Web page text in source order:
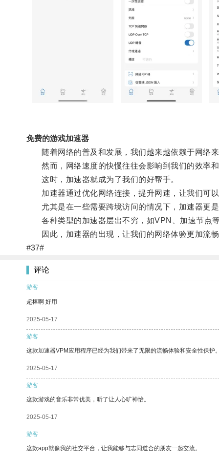
免费的游戏加速器
随着网络的普及和发展，我们越来越依赖于网络来
然而，网络速度的快慢往往会影响到我们的效率
这时，加速器就成为了我们的好帮手。
加速器通过优化网络连接，提升网速，让我们可
尤其是在一些需要跨境访问的情况下，加速器更是
各种类型的加速器层出不穷，如VPN、加速节点
因此，加速器的出现，让我们的网络体验更加流
#37#
评论
游客
超棒啊 好用
2025-05-17
游客
这款加速器VPM应用程序已经为我们带来了无限的流畅体验和安全性保护
2025-05-17
游客
这款游戏的音乐非常优美，听了让人心旷神怡。
2025-05-17
游客
这款app就像我的社交平台，让我能够与志同道合的朋友一起交流。